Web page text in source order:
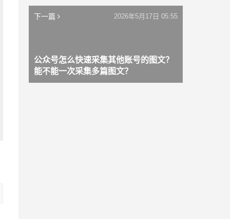
下一篇
公众号怎么快速采集其他账号的图文？
能不能一次采集多篇图文？
2026年5月17日 05:55